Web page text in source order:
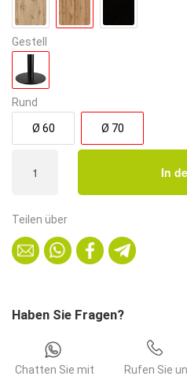
89,90€.
Gestell
Rund
Ø 60 Ø 70
Rund
|
70
cm
Rom
Menge
In
Teilen über
Haben Sie Fragen?
Chatten Sie mit
Rufen Sie